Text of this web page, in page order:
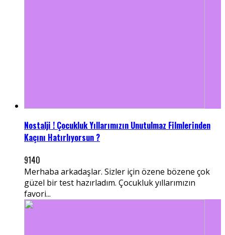
Nostalji ! Çocukluk Yıllarımızın Unutulmaz Filmlerinden
Kaçını Hatırlıyorsun ?
9140
Merhaba arkadaşlar. Sizler için özene bözene çok
güzel bir test hazırladım. Çocukluk yıllarımızın
favori...